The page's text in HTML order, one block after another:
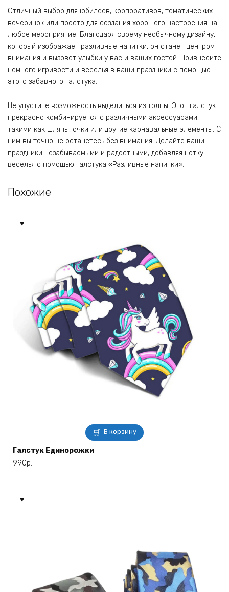
Отличный выбор для юбилеев, корпоративов, тематических
вечеринок или просто для создания хорошего настроения на
любое мероприятие. Благодаря своему необычному дизайну,
который изображает разливные напитки, он станет центром
внимания и вызовет улыбки у вас и ваших гостей. Привнесите
немного игривости и веселья в ваши праздники с помощью
этого забавного галстука.
Не упустите возможность выделиться из толпы! Этот галстук
прекрасно комбинируется с различными аксессуарами,
такими как шляпы, очки или другие карнавальные элементы. С
ним вы точно не останетесь без внимания. Делайте ваши
праздники незабываемыми и радостными, добавляя нотку
веселья с помощью галстука «Разливные напитки».
Похожие
В корзину
Галстук Единорожки
990р.